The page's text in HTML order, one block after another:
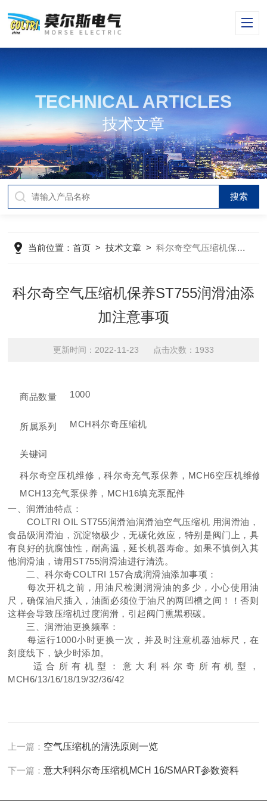
TECHNICAL ARTICLES
技术文章
当前位置：首页 >技术文章 >科尔奇空气压缩机保养ST755润滑油添加注意事项
科尔奇空气压缩机保养ST755润滑油添
加注意事项
更新时间：2022-11-23 点击次数：1933
商品数量 1000
所属系列 MCH科尔奇压缩机
关键词
科尔奇空压机维修，科尔奇充气泵保养，MCH6空压机维修
MCH13充气泵保养，MCH16填充泵配件
一、润滑油特点：
COLTRI OIL ST755润滑油润滑油空气压缩机 用润滑油，
食品级润滑油，沉淀物极少，无碳化效应，特别是阀门上，具
有良好的抗腐蚀性，耐高温，延长机器寿命。如果不慎倒入其
他润滑油，请用ST755润滑油进行清洗。
二、科尔奇COLTRI 157合成润滑油添加事项：
每次开机之前，用油尺检测润滑油的多少，小心使用油
尺，确保油尺插入，油面必须位于油尺的两凹槽之间！！否则
这样会导致压缩机过度润滑，引起阀门熏黑积碳。
三、润滑油更换频率：
每运行1000小时更换一次，并及时注意机器油标尺，在
刻度线下，缺少时添加。
适合所有机型：意大利科尔奇所有机型，
MCH6/13/16/18/19/32/36/42
上一篇： 空气压缩机的清洗原则一览
下一篇：意大利科尔奇压缩机MCH 16/SMART参数资料